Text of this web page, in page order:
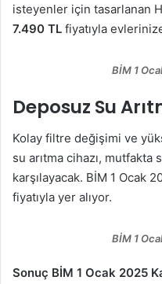
isteyenler için tasarlanan
7.490 TL fiyatıyla
BİM 1
Deposuz Su
Kolay filtre değişimi ve
su arıtma cihazı, mutfakta
karşılayacak. BİM 1 Ocak
fiyatıyla yer alıyor.
BİM 1
Sonuç BİM 1 Ocak 2025